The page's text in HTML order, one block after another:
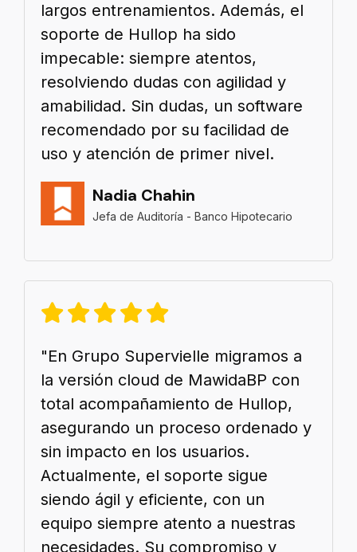
largos entrenamientos. Además, el
soporte de Hullop ha sido
impecable: siempre atentos,
resolviendo dudas con agilidad y
amabilidad. Sin dudas, un software
recomendado por su facilidad de
uso y atención de primer nivel.
Nadia Chahin
Jefa de Auditoría - Banco Hipotecario
"En Grupo Supervielle migramos a
la versión cloud de MawidaBP con
total acompañamiento de Hullop,
asegurando un proceso ordenado y
sin impacto en los usuarios.
Actualmente, el soporte sigue
siendo ágil y eficiente, con un
equipo siempre atento a nuestras
necesidades. Su compromiso y